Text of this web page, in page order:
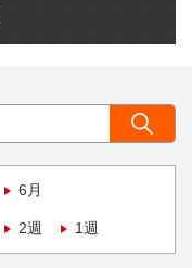
6月
2週 1週